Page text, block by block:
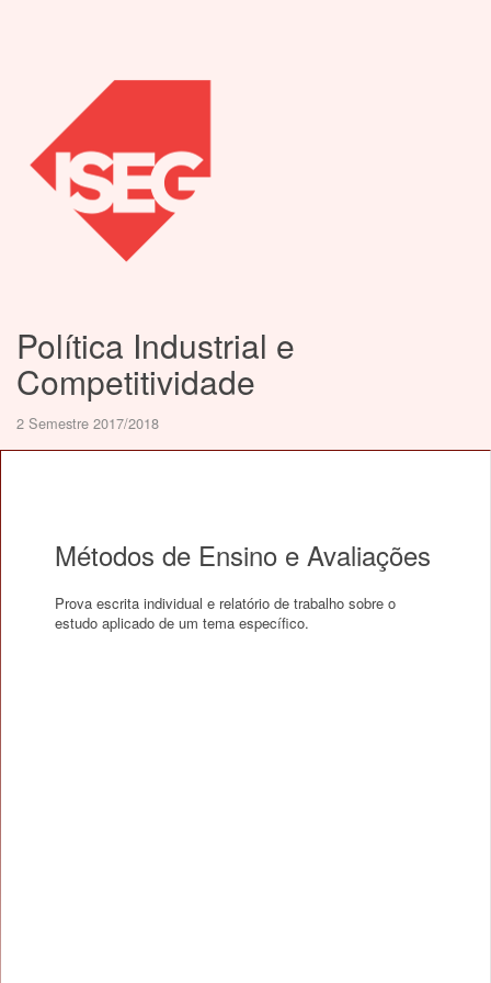
Política Industrial e
Competitividade
2 Semestre 2017/2018
Métodos de Ensino e Avaliações
Prova escrita individual e relatório de trabalho sobre o
estudo aplicado de um tema específico.